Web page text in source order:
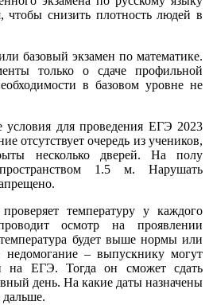
чтобы снизить плотность людей в
базовый экзамен по математике.
только о сдаче профильной
в базовом уровне не
для проведения ЕГЭ 2023
отсутствует очередь из учеников,
несколько дверей. На полу
1.5 м. Нарушать
температуру у каждого
осмотр на проявлении
будет выше нормы или
недомогание – выпускнику могут
на ЕГЭ. Тогда он сможет сдать
день. На какие даты назначены
дальше.